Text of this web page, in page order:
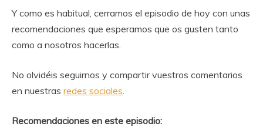
Y como es habitual, cerramos el episodio de hoy con unas
recomendaciones que esperamos que os gusten tanto
como a nosotros hacerlas.
No olvidéis seguirnos y compartir vuestros comentarios
en nuestras redes sociales.
Recomendaciones en este episodio: